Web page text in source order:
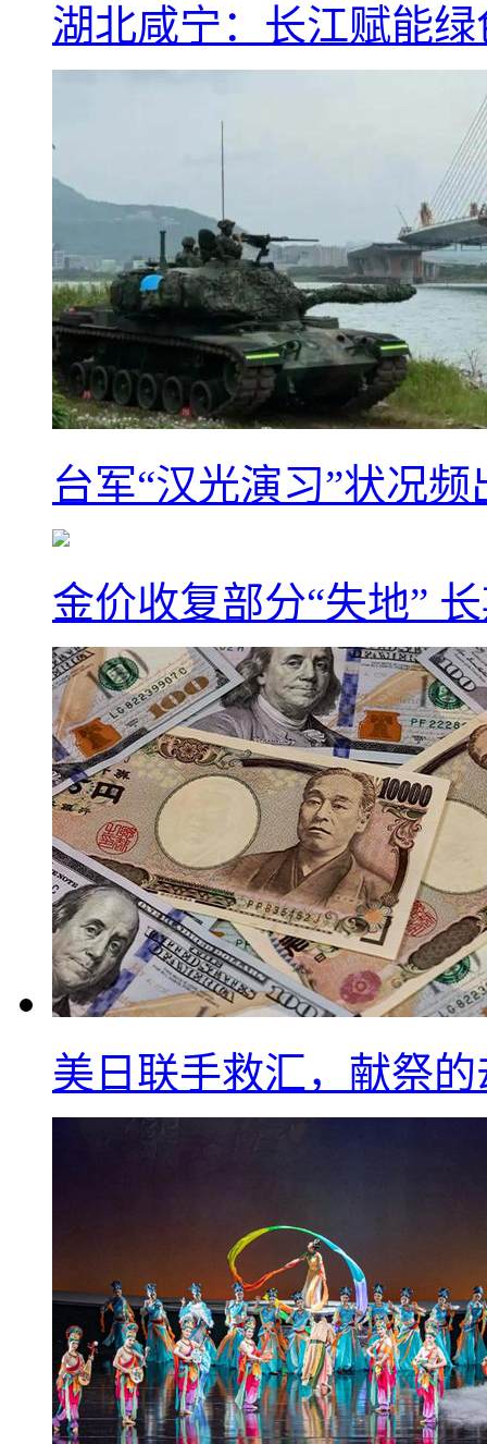
湖北咸宁：长江赋能
台军“汉光演习”状况
金价收复部分“失地”
美日联手救汇，献祭